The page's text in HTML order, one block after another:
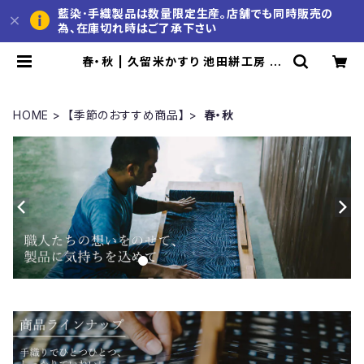
藍染･手織製品は数量限定生産。店舗でも同時販売の
為、在庫切れ時はご了承下さい
春・秋 | 久留米かすり 池田絣工房 公
HOME 【季節のおすすめ商品】 春・秋